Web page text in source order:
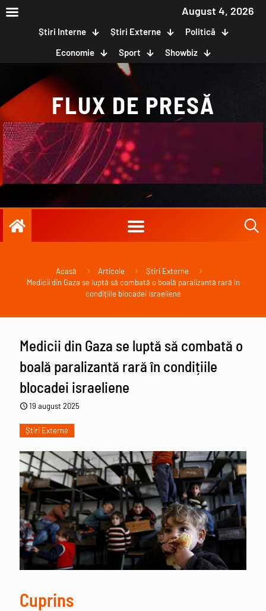
August 4, 2026
Știri Interne Știri Externe
Politică
Economie
Sport Showbiz
FLUX DE PRESĂ
Acasă Articole
Știri Externe
Medicii din Gaza se luptă să combată o boală paralizantă rară în
condițiile blocadei israeliene
Medicii din Gaza se luptă să combată o
boală paralizantă rară în condițiile
blocadei israeliene
19 august 2025
Știri Externe
Cuprins